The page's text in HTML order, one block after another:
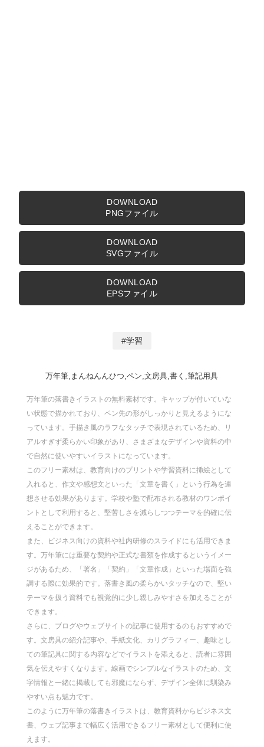
DOWNLOAD
PNGファイル
DOWNLOAD
SVGファイル
DOWNLOAD
EPSファイル
学習
万年筆,まんねんんひつ,ペン,文房具,書く,筆記用具
万年筆の落書きイラストの無料素材です。キャップが付いていな
い状態で描かれており、ペン先の形がしっかりと見えるようにな
っています。手描き風のラフなタッチで表現されているため、リ
アルすぎず柔らかい印象があり、さまざまなデザインや資料の中
で自然に使いやすいイラストになっています。
このフリー素材は、教育向けのプリントや学習資料に挿絵として
入れると、作文や感想文といった「文章を書く」という行為を連
想させる効果があります。学校や塾で配布される教材のワンポイ
ントとして利用すると、堅苦しさを減らしつつテーマを的確に伝
えることができます。
また、ビジネス向けの資料や社内研修のスライドにも活用できま
す。万年筆には重要な契約や正式な書類を作成するというイメー
ジがあるため、「署名」「契約」「文章作成」といった場面を強
調する際に効果的です。落書き風の柔らかいタッチなので、堅い
テーマを扱う資料でも視覚的に少し親しみやすさを加えることが
できます。
さらに、ブログやウェブサイトの記事に使用するのもおすすめで
す。文房具の紹介記事や、手紙文化、カリグラフィー、趣味とし
ての筆記具に関する内容などでイラストを添えると、読者に雰囲
気を伝えやすくなります。線画でシンプルなイラストのため、文
字情報と一緒に掲載しても邪魔にならず、デザイン全体に馴染み
やすい点も魅力です。
このように万年筆の落書きイラストは、教育資料からビジネス文
書、ウェブ記事まで幅広く活用できるフリー素材として便利に使
えます。